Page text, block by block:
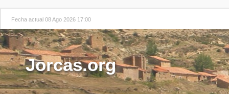
Fecha actual 08 Ago 2026 17:00
Jorcas.org